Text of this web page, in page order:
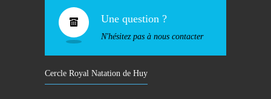
Une question ?
N'hésitez pas à nous contacter
Cercle Royal Natation de Huy